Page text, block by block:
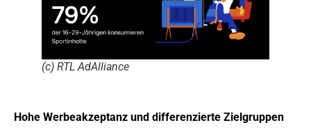
(c) RTL AdAlliance
Hohe Werbeakzeptanz und differenzierte Zielgruppen